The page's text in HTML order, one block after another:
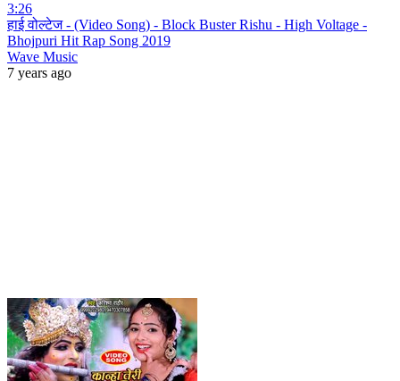
3:26
हाई वोल्टेज - (Video Song) - Block Buster Rishu - High Voltage -
Bhojpuri Hit Rap Song 2019
Wave Music
7 years ago